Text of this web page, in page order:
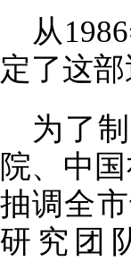
从
定了这
为了
院、中
抽调全
研究团